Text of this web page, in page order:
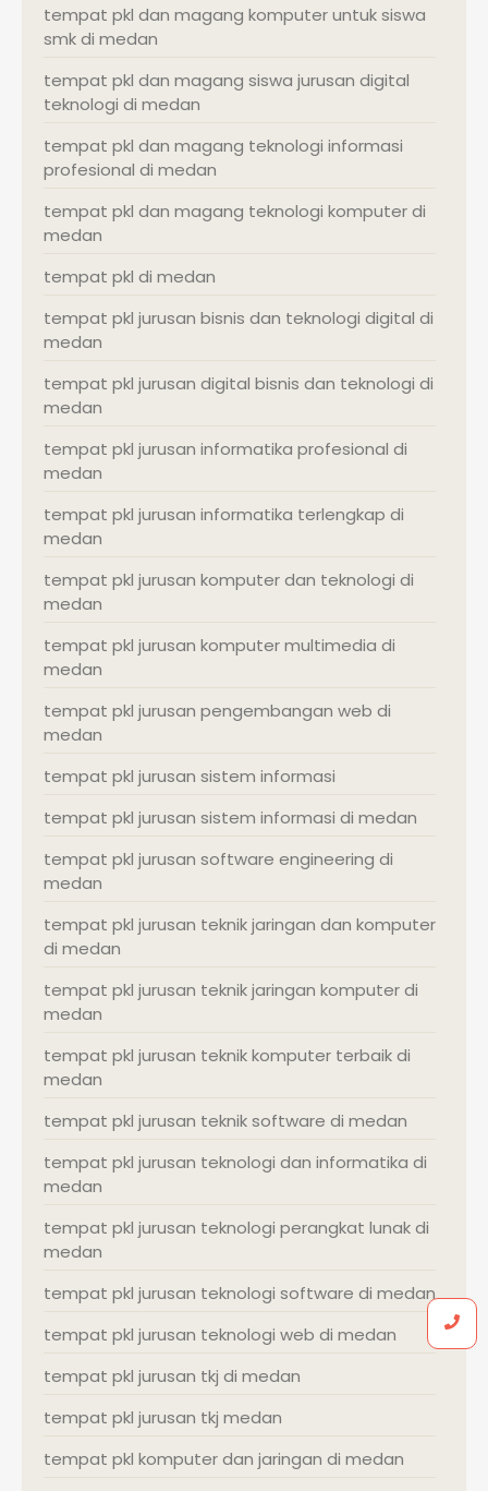
tempat pkl dan magang komputer untuk siswa
smk di medan
tempat pkl dan magang siswa jurusan digital
teknologi di medan
tempat pkl dan magang teknologi informasi
profesional di medan
tempat pkl dan magang teknologi komputer di
medan
tempat pkl di medan
tempat pkl jurusan bisnis dan teknologi digital di
medan
tempat pkl jurusan digital bisnis dan teknologi di
medan
tempat pkl jurusan informatika profesional di
medan
tempat pkl jurusan informatika terlengkap di
medan
tempat pkl jurusan komputer dan teknologi di
medan
tempat pkl jurusan komputer multimedia di
medan
tempat pkl jurusan pengembangan web di
medan
tempat pkl jurusan sistem informasi
tempat pkl jurusan sistem informasi di medan
tempat pkl jurusan software engineering di
medan
tempat pkl jurusan teknik jaringan dan komputer
di medan
tempat pkl jurusan teknik jaringan komputer di
medan
tempat pkl jurusan teknik komputer terbaik di
medan
tempat pkl jurusan teknik software di medan
tempat pkl jurusan teknologi dan informatika di
medan
tempat pkl jurusan teknologi perangkat lunak di
medan
tempat pkl jurusan teknologi software di medan
tempat pkl jurusan teknologi web di medan
tempat pkl jurusan tkj di medan
tempat pkl jurusan tkj medan
tempat pkl komputer dan jaringan di medan